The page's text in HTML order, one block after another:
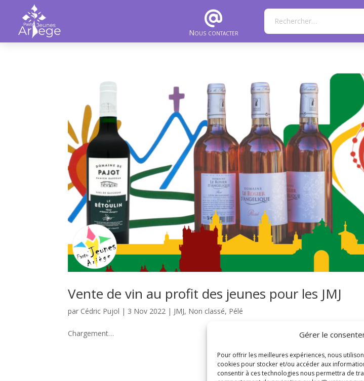
Gérer le
Pour offrir les meilleures expériences, nous
cookies pour stocker et/ou accéder aux
consentir à ces technologies nous permettra de
Rechercher…
Nous contacter
Vente de vin au profit des jeunes pour les JMJ
par Cédric Pujol | 3 Nov 2022 | JMJ, Non classé, Pélé
Chargement…